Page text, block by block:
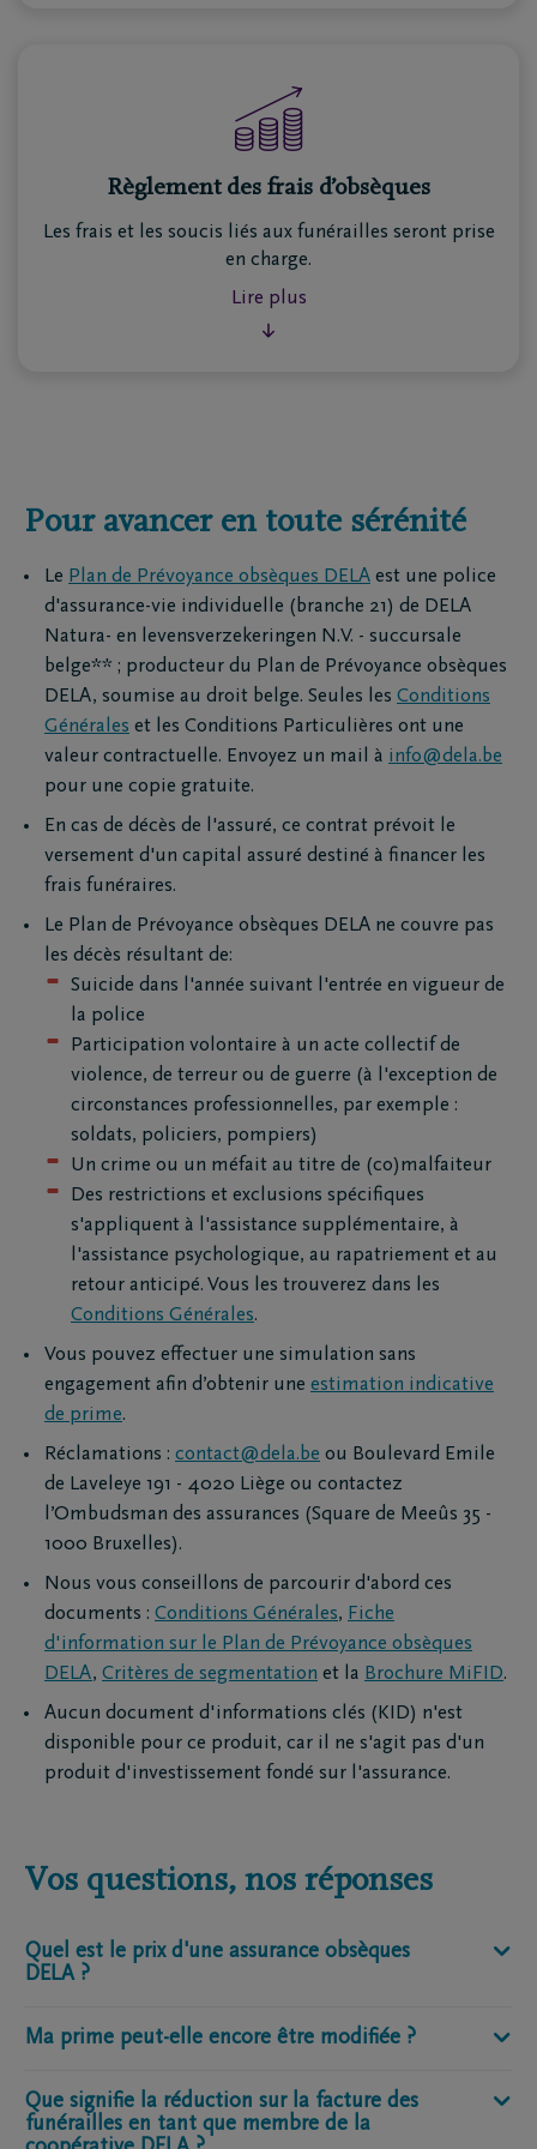
Règlement des frais d’obsèques
Les frais et les soucis liés aux funérailles seront prise
en charge.
Dès le premier versement de prime, vous êtes
couvert pour le montant assuré total.
Vous pouvez également assurer vos
sur simple demande.
Lire plus
Pour avancer en toute sérénité
Le Plan de Prévoyance obsèques DELA est une police
d'assurance-vie individuelle (branche 21) de DELA
Natura- en levensverzekeringen N.V. - succursale
belge** ; producteur du Plan de Prévoyance obsèques
DELA, soumise au droit belge. Seules les Conditions
Générales et les Conditions Particulières ont une
valeur contractuelle. Envoyez un mail à info@dela.be
pour une copie gratuite.
En cas de décès de l'assuré, ce contrat prévoit le
versement d'un capital assuré destiné à financer les
frais funéraires.
Le Plan de Prévoyance obsèques DELA ne couvre pas
les décès résultant de:
Suicide dans l'année suivant l'entrée en vigueur de
la police
Participation volontaire à un acte collectif de
violence, de terreur ou de guerre (à l'exception de
circonstances professionnelles, par exemple :
soldats, policiers, pompiers)
Un crime ou un méfait au titre de (co)malfaiteur
Des restrictions et exclusions spécifiques
s'appliquent à l'assistance supplémentaire, à
l'assistance psychologique, au rapatriement et au
retour anticipé. Vous les trouverez dans les
Conditions Générales.
Vous pouvez effectuer une simulation sans
engagement afin d’obtenir une estimation indicative
de prime.
Réclamations : contact@dela.be ou Boulevard Emile
de Laveleye 191 - 4020 Liège ou contactez
l’Ombudsman des assurances (Square de Meeûs 35 -
1000 Bruxelles).
Nous vous conseillons de parcourir d'abord ces
documents : Conditions Générales, Fiche
d'information sur le Plan de Prévoyance obsèques
DELA, Critères de segmentation et la Brochure MiFID.
Aucun document d'informations clés (KID) n'est
disponible pour ce produit, car il ne s'agit pas d'un
produit d'investissement fondé sur l'assurance.
Vos questions, nos réponses
Quel est le prix d'une assurance obsèques
DELA ?
La prime d’une assurance obsèques est calculée
des paiements, ainsi que le montant à assurer. Vous
pouvez choisir un montant assuré entre 2 500 euros
Ma prime peut-elle encore être modifiée ?
Le calcul en ligne donne une estimation réaliste
ce que vous paierez. Dans la plupart des cas, votre
Que signifie la réduction sur la facture des
funérailles en tant que membre de la
Adresse e-mail
traiter mes
complétées ci-
produits et
du traitement
caractère
votre
la déclaration Vie